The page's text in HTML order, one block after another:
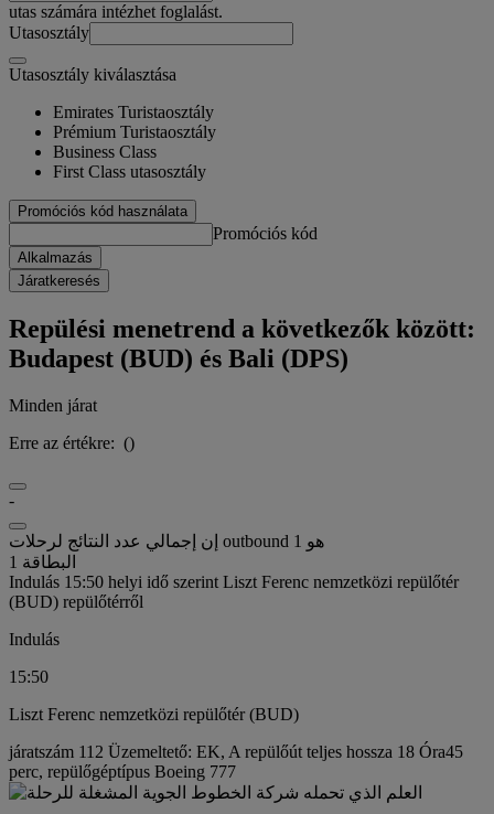
utas számára intézhet foglalást.
Utasosztály
Utasosztály kiválasztása
Emirates Turistaosztály
Prémium Turistaosztály
Business Class
First Class utasosztály
Promóciós kód használata
Promóciós kód
Alkalmazás
Járatkeresés
Repülési menetrend a következők között:
Budapest (BUD) és Bali (DPS)
Minden járat
Erre az értékre: ()
-
إن إجمالي عدد النتائج لرحلات outbound هو 1
البطاقة 1
Indulás 15:50 helyi idő szerint Liszt Ferenc nemzetközi repülőtér
(BUD) repülőtérről
Indulás
15:50
Liszt Ferenc nemzetközi repülőtér (BUD)
járatszám 112 Üzemeltető: EK, A repülőút teljes hossza 18 Óra45
perc, repülőgéptípus Boeing 777